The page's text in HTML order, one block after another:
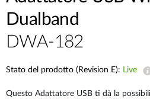
Dualband
DWA-182
Stato del prodotto (Revision E): Live
Questo Adattatore USB ti dà la